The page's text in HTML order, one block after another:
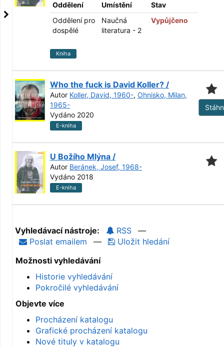
Oddělení
Umístění
Stav
Oddělení pro
dospělé
Naučná
literatura - 2
Vypůjčeno
Kniha
Who the fuck is David Koller? /
Autor Koller, David, 1960-, Ohnisko, Milan,
1965-
Vydáno 2020
E-kniha
U Božího Mlýna /
Autor Beránek, Josef, 1968-
Vydáno 2018
E-kniha
Vyhledávací nástroje: RSS
—
Poslat emailem
—
Uložit hledání
Možnosti vyhledávání
Historie vyhledávání
Pokročilé vyhledávání
Objevte více
Procházení katalogu
Grafické procházení katalogu
Nové tituly v katalogu